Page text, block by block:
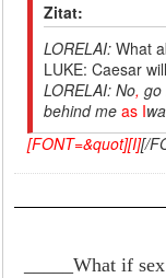
Zitat:
LORELAI: What
LUKE: Caesar
LORELAI:No,go
behind me as I
[FONT=&quot][I][/
_____What if